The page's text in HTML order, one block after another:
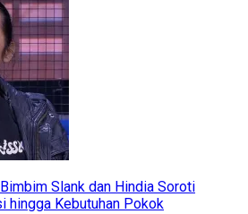
Slank dan Hindia Soroti
hingga Kebutuhan Pokok